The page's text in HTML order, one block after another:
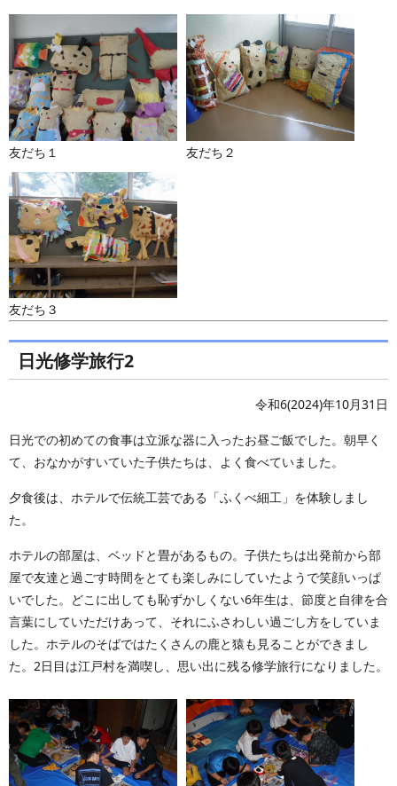
友だち１ 友だち２
友だち３
日光修学旅行2
令和6(2024)年10月31日
日光での初めての食事は立派な器に入ったお昼ご飯でした。朝早く
て、おなかがすいていた子供たちは、よく食べていました。
夕食後は、ホテルで伝統工芸である「ふくべ細工」を体験しまし
た。
ホテルの部屋は、ベッドと畳があるもの。子供たちは出発前から部
屋で友達と過ごす時間をとても楽しみにしていたようで笑顔いっぱ
いでした。どこに出しても恥ずかしくない6年生は、節度と自律を合
言葉にしていただけあって、それにふさわしい過ごし方をしていま
した。ホテルのそばではたくさんの鹿と猿も見ることができまし
た。2日目は江戸村を満喫し、思い出に残る修学旅行になりました。